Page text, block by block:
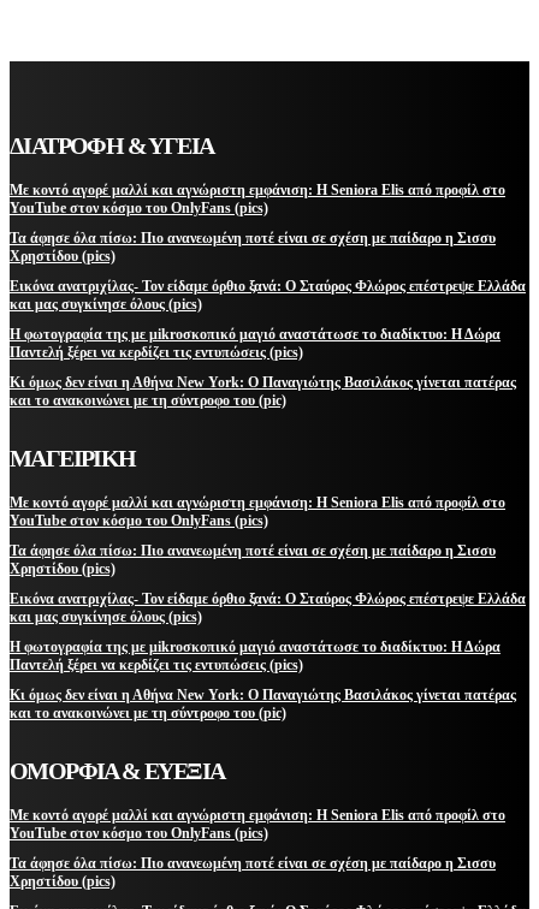
ΔΙΑΤΡΟΦΗ & ΥΓΕΙΑ
Με κοντό αγορέ μαλλί και αγνώριστη εμφάνιση: Η Seniora Elis από προφίλ στο
YouTube στον κόσμο του OnlyFans (pics)
Τα άφησε όλα πίσω: Πιο ανανεωμένη ποτέ είναι σε σχέση με παίδαρο η Σισσυ
Χρηστίδου (pics)
Εικόνα ανατριχίλας- Τον είδαμε όρθιο ξανά: Ο Σταύρος Φλώρος επέστρεψε Ελλάδα
και μας συγκίνησε όλους (pics)
Η φωτογραφία της με μikroσκοπικό μαγιό αναστάτωσε το διαδίκτυο: Η Δώρα
Παντελή ξέρει να κερδίζει τις εντυπώσεις (pics)
Κι όμως δεν είναι η Αθήνα New York: Ο Παναγιώτης Βασιλάκος γίνεται πατέρας
και το ανακοινώνει με τη σύντροφο του (pic)
ΜΑΓΕΙΡΙΚΗ
Με κοντό αγορέ μαλλί και αγνώριστη εμφάνιση: Η Seniora Elis από προφίλ στο
YouTube στον κόσμο του OnlyFans (pics)
Τα άφησε όλα πίσω: Πιο ανανεωμένη ποτέ είναι σε σχέση με παίδαρο η Σισσυ
Χρηστίδου (pics)
Εικόνα ανατριχίλας- Τον είδαμε όρθιο ξανά: Ο Σταύρος Φλώρος επέστρεψε Ελλάδα
και μας συγκίνησε όλους (pics)
Η φωτογραφία της με μikroσκοπικό μαγιό αναστάτωσε το διαδίκτυο: Η Δώρα
Παντελή ξέρει να κερδίζει τις εντυπώσεις (pics)
Κι όμως δεν είναι η Αθήνα New York: Ο Παναγιώτης Βασιλάκος γίνεται πατέρας
και το ανακοινώνει με τη σύντροφο του (pic)
ΟΜΟΡΦΙΑ & ΕΥΕΞΙΑ
Με κοντό αγορέ μαλλί και αγνώριστη εμφάνιση: Η Seniora Elis από προφίλ στο
YouTube στον κόσμο του OnlyFans (pics)
Τα άφησε όλα πίσω: Πιο ανανεωμένη ποτέ είναι σε σχέση με παίδαρο η Σισσυ
Χρηστίδου (pics)